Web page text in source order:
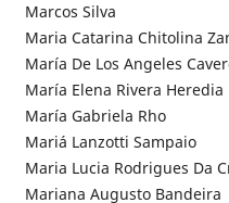
Marcos Silva
Maria Catarina Chitolina
María De Los Angeles
María Elena Rivera Heredia
María Gabriela Rho
Mariá Lanzotti Sampaio
Maria Lucia Rodrigues Da
Mariana Augusto Bandeira